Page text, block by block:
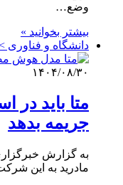
وضع…
بیشتر بخوانید »
دانشگاه و فناوری
۱۴۰۴/۰۸/۳۰
جریمه بدهد
به گزارش
مادرید به این شرکت دستور داده